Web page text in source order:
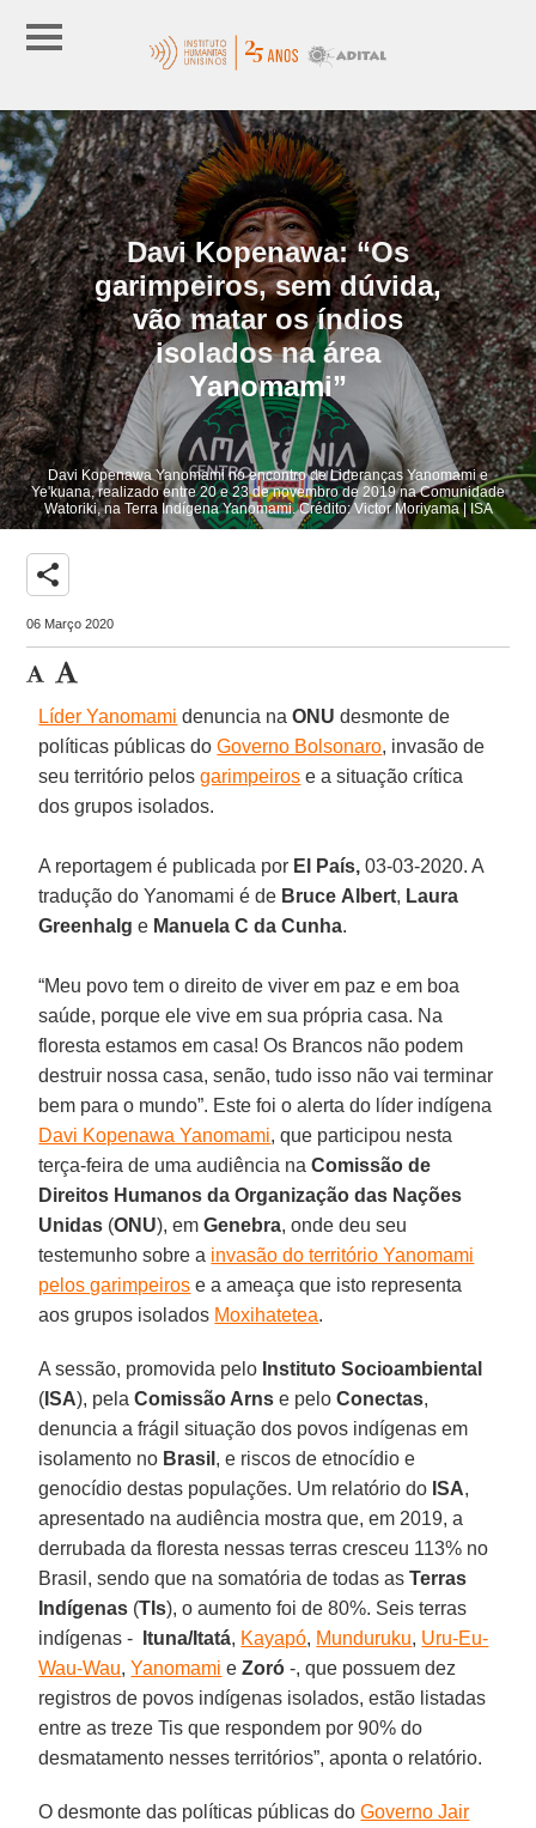
Davi Kopenawa: “Os
garimpeiros, sem dúvida,
vão matar os índios
isolados na área
Yanomami”
Davi Kopenawa Yanomami no encontro de Lideranças Yanomami e
Ye'kuana, realizado entre 20 e 23 de novembro de 2019 na Comunidade
Watoriki, na Terra Indígena Yanomami. Crédito: Victor Moriyama | ISA
share
06 Março 2020
Líder Yanomami denuncia naONU desmonte de
políticas públicas doGoverno Bolsonaro, invasão de
seu território pelosgarimpeiros e a situação crítica
dos grupos isolados.
A reportagem é publicada por El País,03-03-2020. A
tradução do Yanomami é de Bruce Albert, Laura
Greenhalg e Manuela C da Cunha.
“Meu povo tem o direito de viver em paz e em boa
saúde, porque ele vive em sua própria casa. Na
floresta estamos em casa! Os Brancos não podem
destruir nossa casa, senão, tudo isso não vai terminar
bem para o mundo”. Este foi o alerta do líder indígena
Davi Kopenawa Yanomami, que participou nesta
terça-feira de uma audiência naComissão de
Direitos Humanos da Organização das Nações
Unidas (ONU), emGenebra, onde deu seu
testemunho sobre a invasão do território Yanomami
pelos garimpeiros e a ameaça que isto representa
aos grupos isolados Moxihatetea.
A sessão, promovida pelo Instituto Socioambiental
( ISA), pelaComissão Arns e peloConectas,
denuncia a frágil situação dos povos indígenas em
isolamento no Brasil , e riscos de etnocídio e
genocídio destas populações. Um relatório do ISA,
apresentado na audiência mostra que, em 2019, a
derrubada da floresta nessas terras cresceu 113% no
Brasil, sendo que na somatória de todas asTerras
Indígenas (TIs), o aumento foi de 80%. Seis terras
indígenas -
Ituna/Itatá, Kayapó, Munduruku, Uru-Eu-
Wau-Wau,Yanomami eZoró -, que possuem dez
registros de povos indígenas isolados, estão listadas
entre as treze Tis que respondem por 90% do
desmatamento nesses territórios”, aponta o relatório.
O desmonte das políticas públicas doGoverno Jair